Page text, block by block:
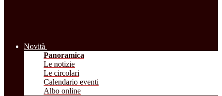
Novità
Panoramica
Le notizie
Le circolari
Calendario eventi
Albo online